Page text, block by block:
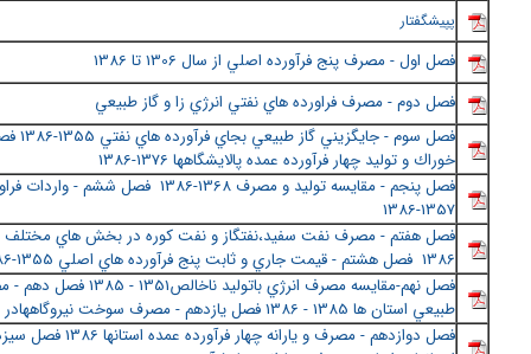
پپيشگفتار
فصل اول - مصرف پنج فرآورده اصلي از سال 1306 تا 1386
فصل دوم - مصرف فراورده هاي نفتي انرژي زا و گاز طبيعي
فصل سوم -
خوراك و توليد چهار فرآورده عمده پالايشگاهها 1376-1386
فصل پنجم - مقايسه توليد و مصرف 1368-1386 فصل
1357-1386
فصل هفتم - مصرف نفت سفيد،نفتگاز و نفت كوره در بخش هاي
1386 فصل هشتم - قيمت جاري و ثابت پنج فرآورده هاي اصلي 1355-1386
فصل نهم-مقايسه مصرف انرژي باتوليد
طبيعي استان ها 1385 - 1386 فصل يازدهم - مصرف سوخت نيروگاههادر سال 1386
فصل دوازدهم - مصرف و يارانه